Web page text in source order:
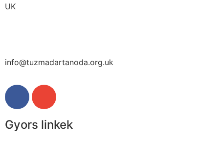
UK
info@tuzmadartanoda.org.uk
Gyors linkek